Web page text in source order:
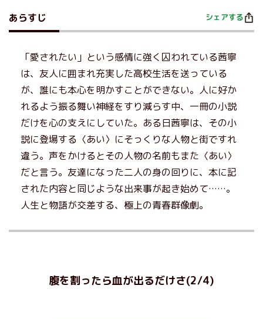
あらすじ シェアする
「愛されたい」という感情に強く囚われている茜寧
は、友人に囲まれ充実した高校生活を送っている
が、誰にも本心を明かすことができない。人に好か
れるよう振る舞い神経をすり減らす中、一冊の小説
だけを心の支えにしていた。ある日茜寧は、その小
説に登場する〈あい〉にそっくりな人物と街ですれ
違う。声をかけるとその人物の名前もまた〈あい〉
だと言う。友達になった二人の身の回りに、本に記
された内容と同じような出来事が起き始めて……。
人生と物語が交差する、極上の青春群像劇。
腹を割ったら血が出るだけさ(2/4)